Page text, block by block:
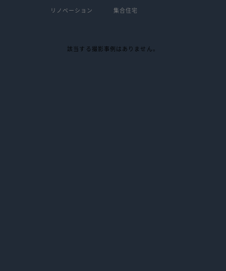
リノベーション
集合住宅
該当する撮影事例はありません。